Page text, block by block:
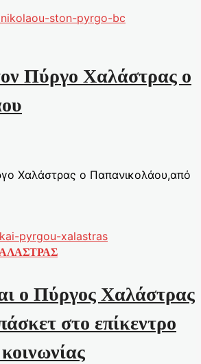
Πύργο Χαλάστρας ο
Χαλάστρας ο Παπανικολάου,από
ο Πύργος Χαλάστρας
στο επίκεντρο